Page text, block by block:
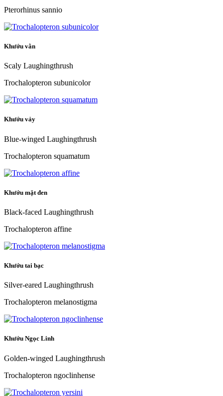
Pterorhinus sannio
Khướu vằn
Scaly Laughingthrush
Trochalopteron subunicolor
Khướu vảy
Blue-winged Laughingthrush
Trochalopteron squamatum
Khướu mặt đen
Black-faced Laughingthrush
Trochalopteron affine
Khướu tai bạc
Silver-eared Laughingthrush
Trochalopteron melanostigma
Khướu Ngọc Linh
Golden-winged Laughingthrush
Trochalopteron ngoclinhense